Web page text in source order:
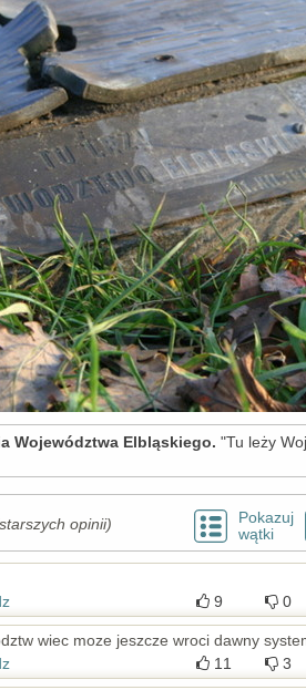
Województwa Elbląskiego. "Tu leży
opinii)
Pokazuj
wątki
9 0
wiec moze jeszcze wroci dawny
11 3